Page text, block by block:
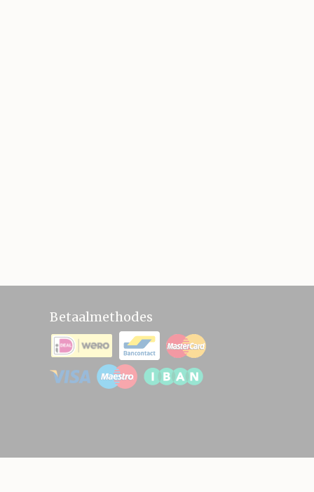
Betaalmethodes